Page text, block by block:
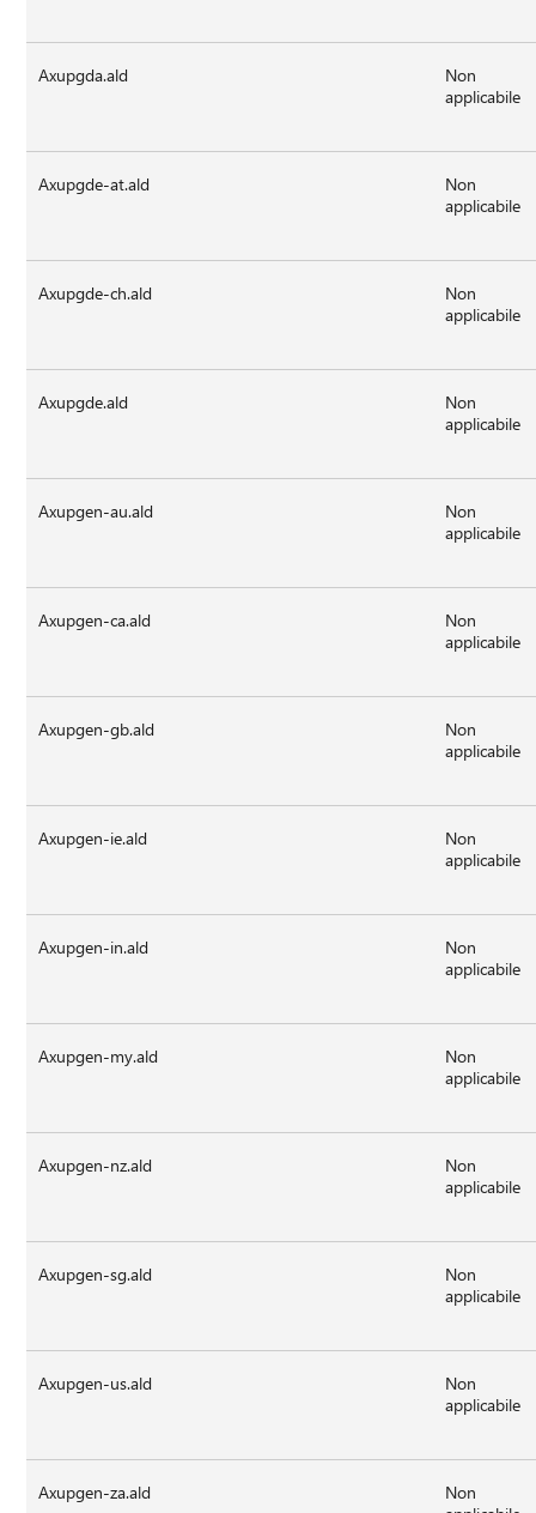
Axupgda.ald
Non
applicabile
Axupgde-at.ald
Non
applicabile
Axupgde-ch.ald
Non
applicabile
Axupgde.ald
Non
applicabile
Axupgen-au.ald
Non
applicabile
Axupgen-ca.ald
Non
applicabile
Axupgen-gb.ald
Non
applicabile
Axupgen-ie.ald
Non
applicabile
Axupgen-in.ald
Non
applicabile
Axupgen-my.ald
Non
applicabile
Axupgen-nz.ald
Non
applicabile
Axupgen-sg.ald
Non
applicabile
Axupgen-us.ald
Non
applicabile
Axupgen-za.ald
Non